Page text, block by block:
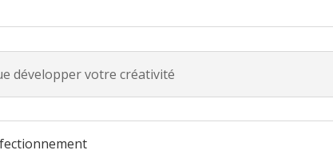
développer votre créativité